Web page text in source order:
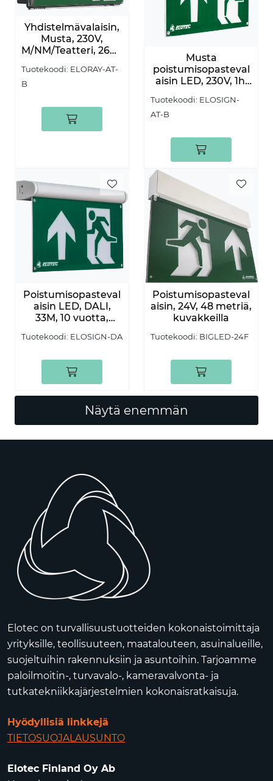
Yhdistelmävalaisin,
Musta, 230V,
M/NM/Teatteri, 26m,
Tuotekoodi: ELORAY-AT-
B
Musta
poistumisopasteval
aisin LED, 230V, 1h,
Tuotekoodi: ELOSIGN-
AT-B
Poistumisopasteval
aisin LED, DALI,
33M, 10 vuotta,
Tuotekoodi: ELOSIGN-DA
Poistumisopasteval
aisin, 24V, 48 metriä,
kuvakkeilla
Tuotekoodi: BIGLED-24F
Näytä enemmän
Elotec on turvallisuustuotteiden kokonaistoimittaja
yrityksille, teollisuuteen, maatalouteen, asuinalueille,
suojeltuihin rakennuksiin ja asuntoihin. Tarjoamme
paloilmoitin-, turvavalo-, kameravalvonta- ja
tutkatekniikkajärjestelmien kokonaisratkaisuja.
Hyödyllisiä linkkejä
TIETOSUOJALAUSUNTO
Elotec Finland Oy Ab